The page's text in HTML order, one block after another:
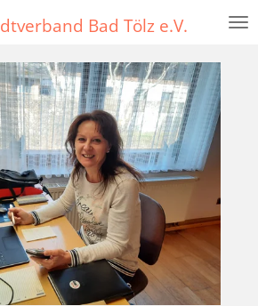
Bad Tölz e.V.